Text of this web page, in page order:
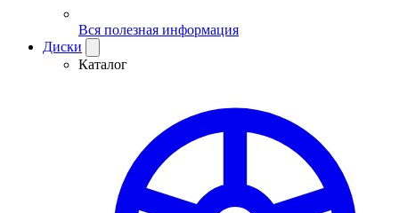
Вся полезная информация
Диски
Каталог